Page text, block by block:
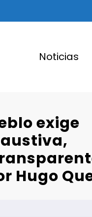
Noticias
exige
Hugo